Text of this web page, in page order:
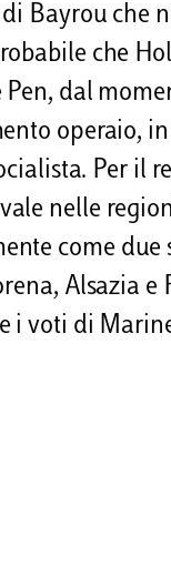
Bayrou che
che
dal
operaio,
Per il
nelle
come
Alsazia e
i voti di